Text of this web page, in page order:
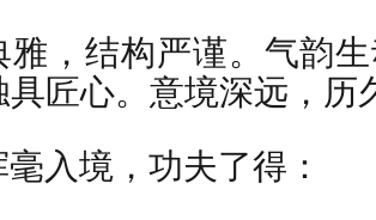
雅，结构严谨。气韵
具匠心。意境深远，历
入境，功夫了得：